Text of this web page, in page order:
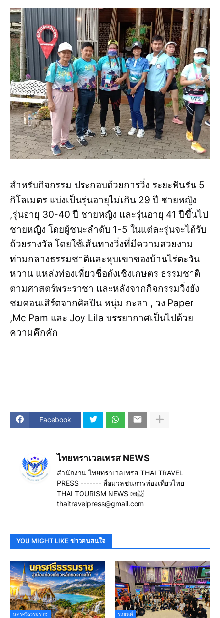
สำหรับกิจกรรม ประกอบด้วยการวิ่ง ระยะฟันรัน 5
กิโลเมตร แบ่งเป็นรุ่นอายุไม่เกิน 29 ปี ชายหญิง
,รุ่นอายุ 30-40 ปี ชายหญิง และรุ่นอายุ 41 ปีขึ้นไป
ชายหญิง โดยผู้ชนะลำดับ 1-5 ในแต่ละรุ่นจะได้รับ
ถ้วยรางวัล โดยใช้เส้นทางวิ่งที่มีความสวยงาม
ท่ามกลางธรรมชาติและหุบเขาของบ้านไร่ตะวัน
หวาน แหล่งท่องเที่ยวชื่อดังเชิงเกษตร ธรรมชาติ
ตามศาสตร์พระราชา และหลังจากกิจกรรมวิ่งยัง
ชมคอนเสิร์ตจากศิลปิน หนุ่ม กะลา , วง Paper
,Mc Pam และ Joy Lila บรรยากาศเป็นไปด้วย
ความคึกคัก
Facebook
ไทยทราเวลเพรส NEWS
สำนักงาน ไทยทราเวลเพรส THAI TRAVEL
PRESS ------- สื่อมวลชนการท่องเที่ยวไทย
THAI TOURISM NEWS 📧📨
thaitravelpress@gmail.com
YOU MIGHT LIKE ข่าวคนสนใจ
นครศรีธรรมราช รถยนต์